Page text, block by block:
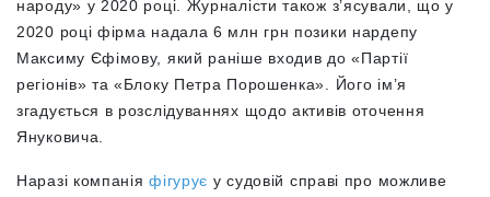
народу» у 2020 році. Журналісти також з’ясували, що у
2020 році фірма надала 6 млн грн позики нардепу
Максиму Єфімову, який раніше входив до «Партії
регіонів» та «Блоку Петра Порошенка». Його ім’я
згадується в розслідуваннях щодо активів оточення
Януковича.
Наразі компаніяфігурує у судовій справі про можливе